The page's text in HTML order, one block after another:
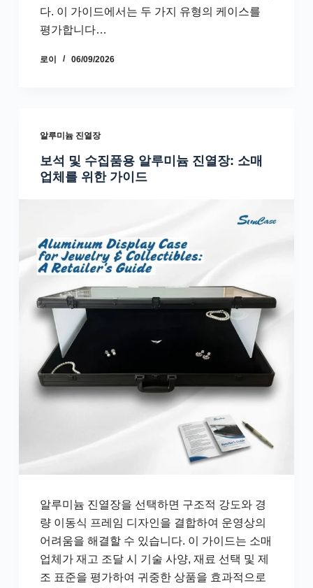
다. 이 가이드에서는 두 가지 유형의 케이스를
평가합니다…
로이 06/09/2026
알루미늄 진열장
보석 및 수집품용 알루미늄 진열장: 소매
업체를 위한 가이드
알루미늄 진열장을 선택하면 구조적 강도와 경
량 이동식 프레임 디자인을 결합하여 운영상의
어려움을 해결할 수 있습니다. 이 가이드는 소매
업체가 재고 조달 시 기술 사양, 재료 선택 및 제
조 표준을 평가하여 귀중한 상품을 효과적으로